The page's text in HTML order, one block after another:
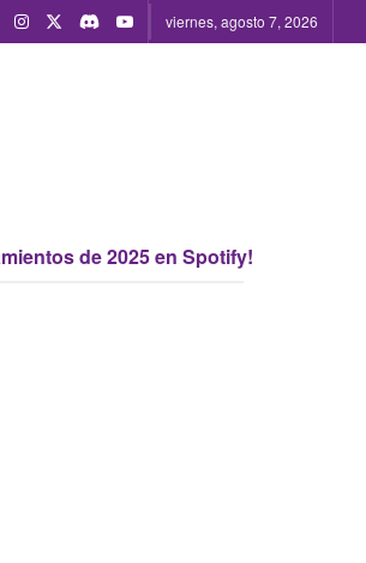
viernes, agosto 7, 2026
de 2025 en Spotify!